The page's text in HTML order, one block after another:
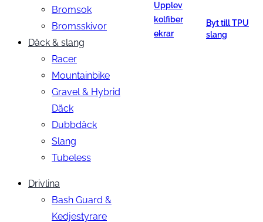
Bromsok
Bromsskivor
Däck & slang
Racer
Mountainbike
Gravel & Hybrid
Däck
Dubbdäck
Slang
Tubeless
Drivlina
Bash Guard &
Kedjestyrare
Upplev
kolfiber
ekrar
Byt till TPU
slang